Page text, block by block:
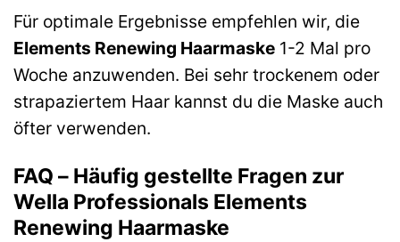
Für optimale Ergebnisse empfehlen wir, die
Elements Renewing Haarmaske 1-2 Mal pro
Woche anzuwenden. Bei sehr trockenem oder
strapaziertem Haar kannst du die Maske auch
öfter verwenden.
FAQ – Häufig gestellte Fragen zur
Wella Professionals Elements
Renewing Haarmaske